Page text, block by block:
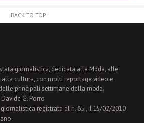
BACK TO TOP
giornalistica, dedicata alla Moda, alle
alla cultura, con molti reportage video e
principali settimane della moda.
G. Porro
giornalistica registrata al n. 65 , il 15/02/2010